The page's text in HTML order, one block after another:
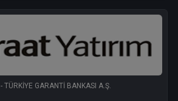
- TÜRKİYE GARANTİ BANKASI A.Ş.